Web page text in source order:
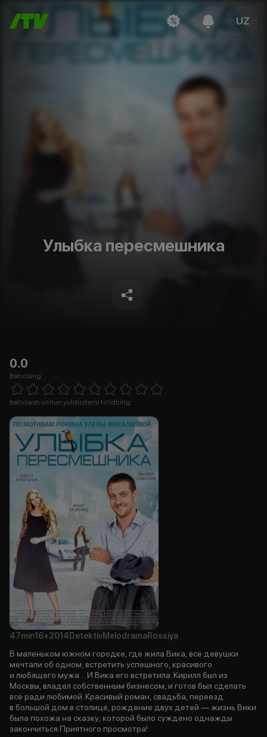
UZ
Улыбка пересмешника
0.0
Baholang
1 Star 2 Stars 3 Stars 4 Stars5 Stars 6 Stars7 Stars8 Stars
baholash uchun yulduzlarni to'ldiring
47min16+2014 DetektivMelodramaRossiya
В маленьком южном городке, где жила Вика, все девушки
мечтали об одном; встретить успешного, красивого
и любящего мужа… И Вика его встретила. Кирилл был из
Москвы, владел собственным бизнесом, и готов был сделать
всё ради любимой. Красивый роман, свадьба, переезд
в большой дом в столице, рождение двух детей — жизнь Вики
была похожа на сказку; которой было суждено однажды
закончиться.Приятного просмотра!